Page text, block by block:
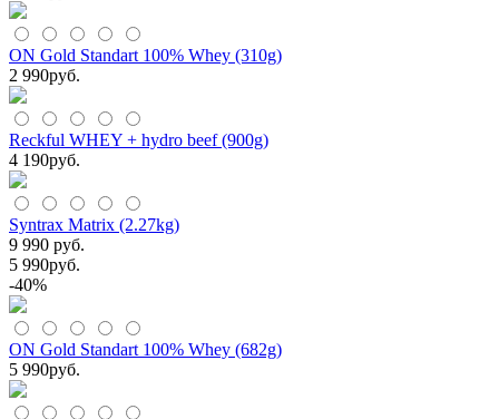
ON Gold Standart 100% Whey (310g)
2 990руб.
Reckful WHEY + hydro beef (900g)
4 190руб.
Syntrax Matrix (2.27kg)
9 990 руб.
5 990руб.
-40%
ON Gold Standart 100% Whey (682g)
5 990руб.